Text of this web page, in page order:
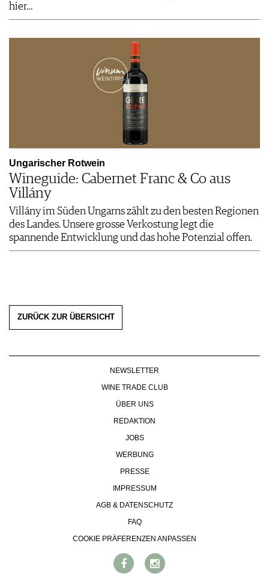
hier…
Ungarischer Rotwein
Wineguide: Cabernet Franc & Co aus
Villány
Villány im Süden Ungarns zählt zu den besten Regionen
des Landes. Unsere grosse Verkostung legt die
spannende Entwicklung und das hohe Potenzial offen.
ZURÜCK ZUR ÜBERSICHT
NEWSLETTER
WINE TRADE CLUB
ÜBER UNS
REDAKTION
JOBS
WERBUNG
PRESSE
IMPRESSUM
AGB & DATENSCHUTZ
FAQ
COOKIE PRÄFERENZEN ANPASSEN